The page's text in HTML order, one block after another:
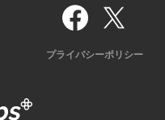
プライバシーポリシー